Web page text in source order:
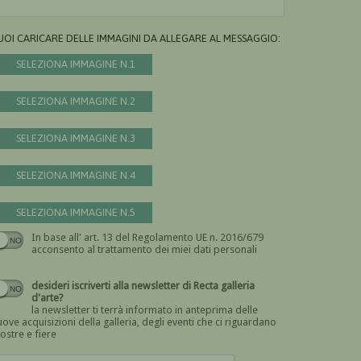
CARICARE DELLE IMMAGINI DA ALLEGARE AL MESSAGGIO:
SELEZIONA IMMAGINE N.1
SELEZIONA IMMAGINE N.2
SELEZIONA IMMAGINE N.3
SELEZIONA IMMAGINE N.4
SELEZIONA IMMAGINE N.5
In base all' art. 13 del Regolamento UE n. 2016/679
acconsento al trattamento dei miei dati personali
Devi dare il consenso
desideri iscriverti alla newsletter di Recta galleria
d'arte?
la newsletter ti terrà informato in anteprima delle
acquisizioni della galleria, degli eventi che ci riguardano
e fiere